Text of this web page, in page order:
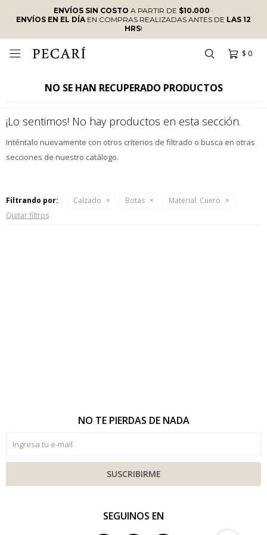
ENVÍOS SIN COSTO A PARTIR DE $10.000 ·
ENVÍOS EN EL DÍAEN COMPRAS REALIZADAS ANTES DE LAS 12
HRS!
$ 0

NO SE HAN RECUPERADO PRODUCTOS
¡Lo sentimos! No hay productos en esta sección.
Inténtalo nuevamente con otros criterios de filtrado o busca en otras
secciones de nuestro catálogo.
Filtrando por: Calzado Botas Material: Cuero
Quitar filtros
SEGUINOS EN
NO TE PIERDAS DE NADA
SUSCRIBIRME